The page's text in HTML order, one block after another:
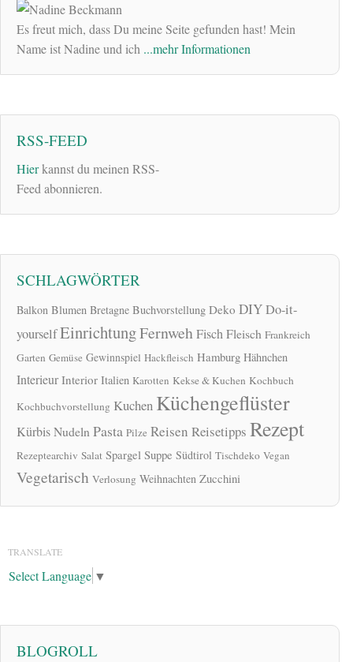
Es freut mich, dass Du meine Seite gefunden hast! Mein
Name ist Nadine und ich ...mehr Informationen
RSS-FEED
Hierkannst du meinen RSS-
Feed abonnieren.
SCHLAGWÖRTER
Balkon Blumen Bretagne Buchvorstellung Deko DIYDo-it-
yourselfEinrichtungFernwehFischFleisch Frankreich
Garten Gemüse Gewinnspiel Hackfleisch Hamburg Hähnchen
Interieur Interior Italien Karotten Kekse & Kuchen Kochbuch
Kochbuchvorstellung Kuchen Küchengeflüster
KürbisNudelnPasta Pilze Reisen Reisetipps Rezept
Rezeptearchiv Salat Spargel Suppe Südtirol Tischdeko Vegan
Vegetarisch Verlosung Weihnachten Zucchini
TRANSLATE
Select Language ▼
BLOGROLL